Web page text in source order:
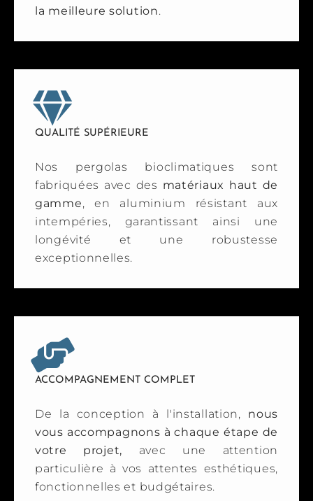
la meilleure solution.
QUALITÉ SUPÉRIEURE
Nos pergolas bioclimatiques sont
fabriquées avec des matériaux haut de
gamme, en aluminium résistant aux
intempéries, garantissant ainsi une
longévité et une robustesse
exceptionnelles.
ACCOMPAGNEMENT COMPLET
De la conception à l'installation, nous
vous accompagnons à chaque étape de
votre projet, avec une attention
particulière à vos attentes esthétiques,
fonctionnelles et budgétaires.